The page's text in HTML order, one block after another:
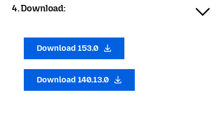
4. Download:
Download 153.0
Download 140.13.0